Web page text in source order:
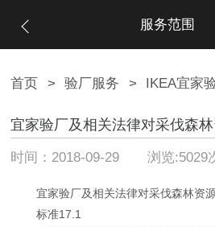
服务范围
首页 > 验厂服务 > IKEA宜家
宜家验厂及相关法律对采伐森
时间：2018-09-29 浏览:5029
宜家验厂及相关法律对采伐森林资
标准17.1